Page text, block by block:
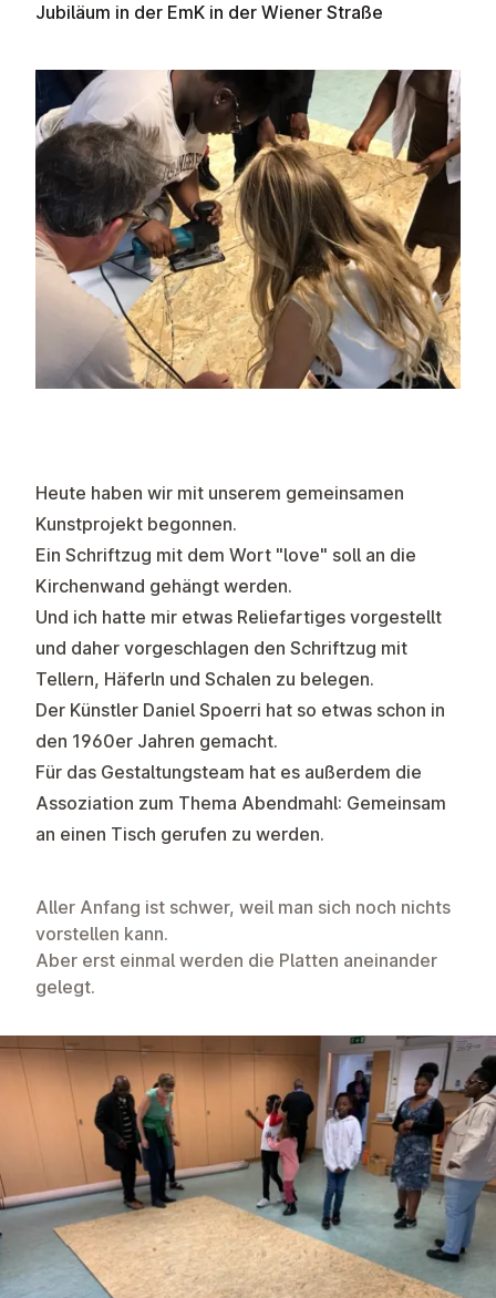
Jubiläum in der EmK in der Wiener Straße
Heute haben wir mit unserem gemeinsamen
Kunstprojekt begonnen.
Ein Schriftzug mit dem Wort "love" soll an die
Kirchenwand gehängt werden.
Und ich hatte mir etwas Reliefartiges vorgestellt
und daher vorgeschlagen den Schriftzug mit
Tellern, Häferln und Schalen zu belegen.
Der Künstler Daniel Spoerri hat so etwas schon in
den 1960er Jahren gemacht.
Für das Gestaltungsteam hat es außerdem die
Assoziation zum Thema Abendmahl: Gemeinsam
an einen Tisch gerufen zu werden.
Aller Anfang ist schwer, weil man sich noch nichts
vorstellen kann.
Aber erst einmal werden die Platten aneinander
gelegt.